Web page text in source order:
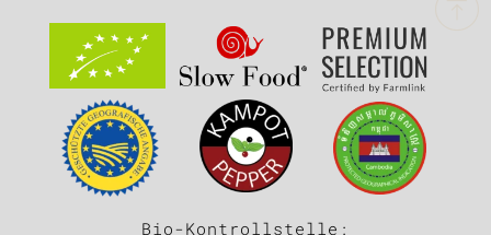
Bio-Kontrollstelle: